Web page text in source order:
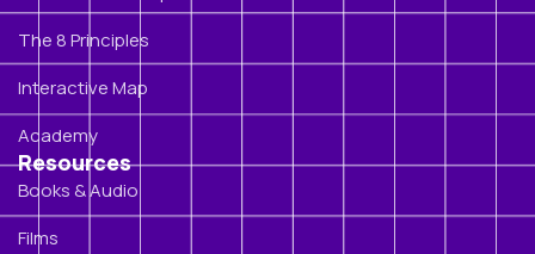
The 8 Principles
Interactive Map
Academy
Resources
Books & Audio
Films